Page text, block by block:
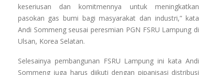
keseriusan dan komitmennya untuk meningkatkan
pasokan gas bumi bagi masyarakat dan industri,” kata
Andi Sommeng seusai peresmian PGN FSRU Lampung di
Ulsan, Korea Selatan.
Selesainya pembangunan FSRU Lampung ini kata Andi
Sommeng juga harus diikuti dengan pipanisasi distribusi